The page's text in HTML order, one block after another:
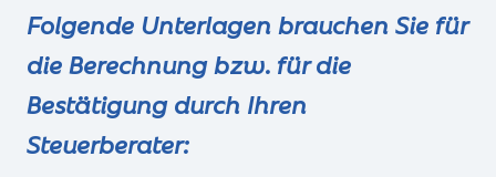
Folgende Unterlagen brauchen Sie für
die Berechnung bzw. für die
Bestätigung durch Ihren
Steuerberater: